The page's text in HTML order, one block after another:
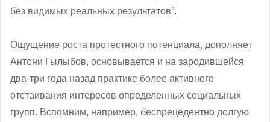
без видимых реальных результатов”.
Ощущение роста протестного потенциала, дополняет
Антони Гылыбов, основывается и на зародившейся
два-три года назад практике более активного
отстаивания интересов определенных социальных
групп. Вспомним, например, беспрецедентно долгую